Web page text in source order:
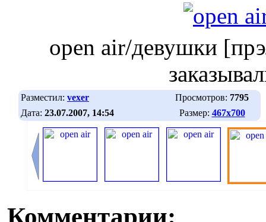
open air/девушки
Разместил: vexer Просмотров: 7795
Дата: 23.07.2007, 14:54 Размер: 467х700